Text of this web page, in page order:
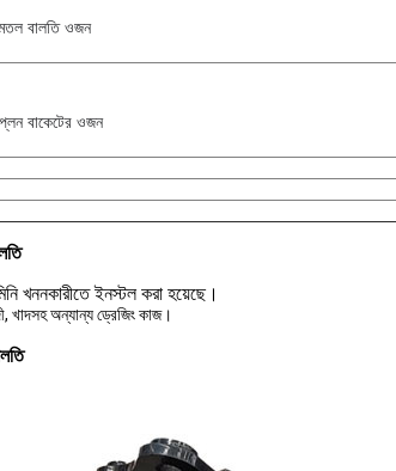
বালতি ওজন
বাকেটের ওজন
খননকারীতে ইনস্টল করা হয়েছে।
খাদসহ অন্যান্য ড্রেজিং কাজ।